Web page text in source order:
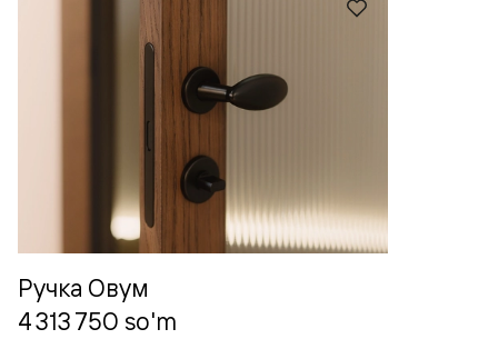
Ручка Овум
4 313 750 so'm